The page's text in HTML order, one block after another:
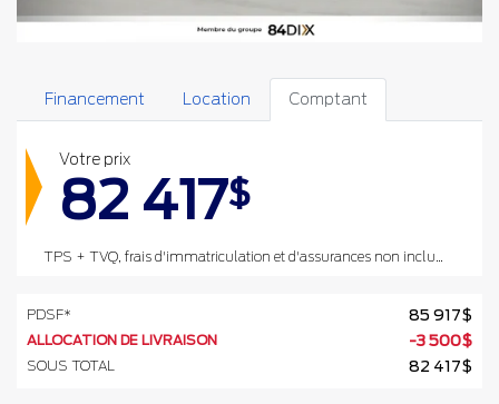
Financement Location Comptant
Votre prix
82 417$
PDSF* 85 917$
ALLOCATION DE LIVRAISON -3 500$
SOUS TOTAL 82 417$